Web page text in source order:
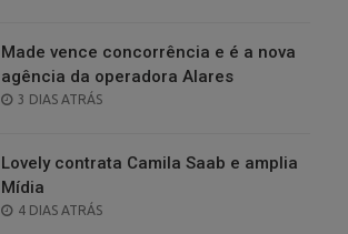
Made vence concorrência e é a nova
agência da operadora Alares
POSTED
3 DIAS ATRÁS
Lovely contrata Camila Saab e amplia
Mídia
POSTED
4 DIAS ATRÁS